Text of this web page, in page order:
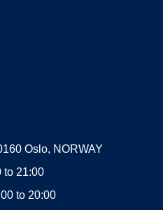
Oslo, NORWAY
to 21:00
to 20:00